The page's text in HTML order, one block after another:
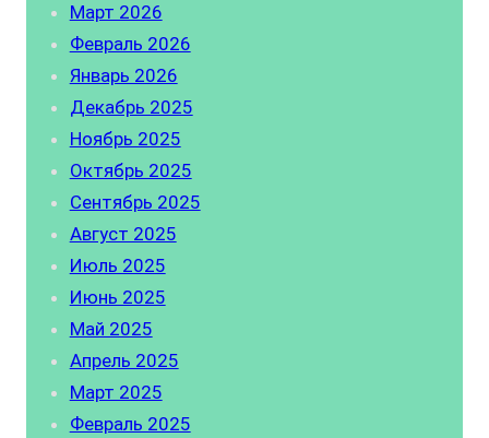
Март 2026
Февраль 2026
Январь 2026
Декабрь 2025
Ноябрь 2025
Октябрь 2025
Сентябрь 2025
Август 2025
Июль 2025
Июнь 2025
Май 2025
Апрель 2025
Март 2025
Февраль 2025